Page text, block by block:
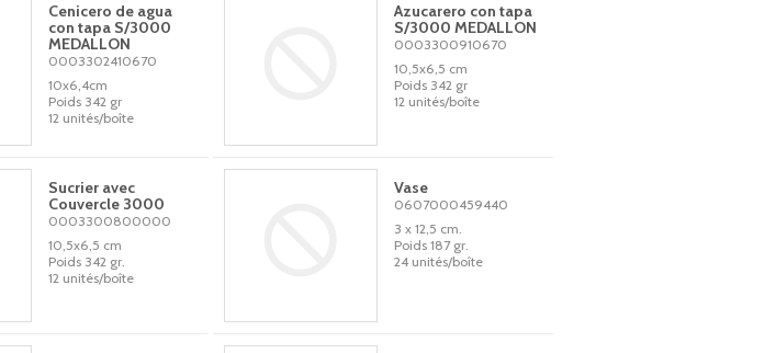
Cenicero de agua
con tapa S/3000
MEDALLON
0003302410670
10x6,4cm
Poids 342 gr
12 unités/boîte
Azucarero con tapa
S/3000 MEDALLON
0003300910670
10,5x6,5 cm
Poids 342 gr
12 unités/boîte
Sucrier avec
Couvercle 3000
0003300800000
10,5x6,5 cm
Poids 342 gr.
12 unités/boîte
Vase
0607000459440
3 x 12,5 cm.
Poids 187 gr.
24 unités/boîte